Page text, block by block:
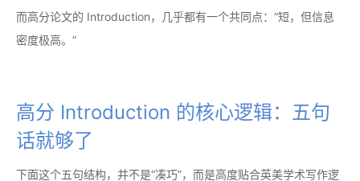
而高分论文的 Introduction，几乎都有一个共同点：“短，但信息
密度极高。”
高分 Introduction 的核心逻辑：五句
话就够了
下面这个五句结构，并不是“凑巧”，而是高度贴合英美学术写作逻